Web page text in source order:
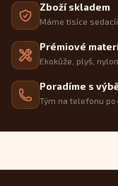
Zboží skladem
Máme tisíce
Prémiové
Ekokůže, plyš,
Poradíme s
Tým na telefonu